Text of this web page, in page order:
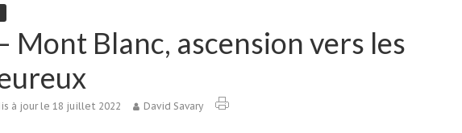
Mont Blanc, ascension vers les
à jour le 18 juillet 2022 David Savary